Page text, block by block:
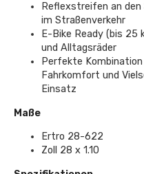
Reflexstreifen an
im Straßenverkehr
E-Bike Ready (bis
und Alltagsräder
Perfekte
Fahrkomfort und
Einsatz
Maße
Ertro 28-622
Zoll 28 x 1.10